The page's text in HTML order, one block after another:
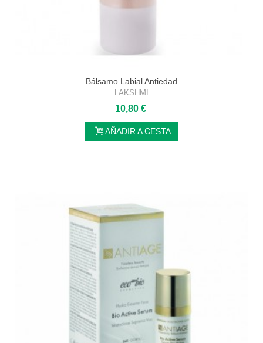
Bálsamo Labial Antiedad
LAKSHMI
10,80 €
AÑADIR A CESTA